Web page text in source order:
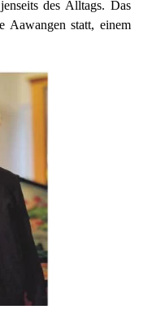
des Alltags. Das
Aawangen statt, einem